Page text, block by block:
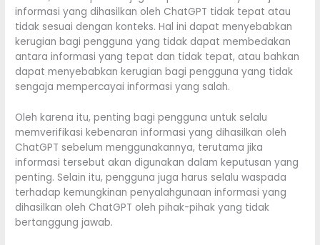
informasi yang dihasilkan oleh ChatGPT tidak tepat atau
tidak sesuai dengan konteks. Hal ini dapat menyebabkan
kerugian bagi pengguna yang tidak dapat membedakan
antara informasi yang tepat dan tidak tepat, atau bahkan
dapat menyebabkan kerugian bagi pengguna yang tidak
sengaja mempercayai informasi yang salah.
Oleh karena itu, penting bagi pengguna untuk selalu
memverifikasi kebenaran informasi yang dihasilkan oleh
ChatGPT sebelum menggunakannya, terutama jika
informasi tersebut akan digunakan dalam keputusan yang
penting. Selain itu, pengguna juga harus selalu waspada
terhadap kemungkinan penyalahgunaan informasi yang
dihasilkan oleh ChatGPT oleh pihak-pihak yang tidak
bertanggung jawab.